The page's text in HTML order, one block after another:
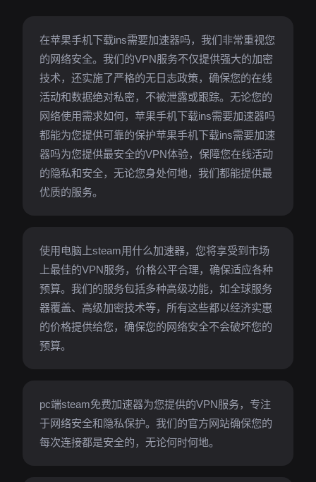
在苹果手机下载ins需要加速器吗，我们非常重视您
的网络安全。我们的VPN服务不仅提供强大的加密
技术，还实施了严格的无日志政策，确保您的在线
活动和数据绝对私密，不被泄露或跟踪。无论您的
网络使用需求如何，苹果手机下载ins需要加速器吗
都能为您提供可靠的保护苹果手机下载ins需要加速
器吗为您提供最安全的VPN体验，保障您在线活动
的隐私和安全，无论您身处何地，我们都能提供最
优质的服务。
使用电脑上steam用什么加速器，您将享受到市场
上最佳的VPN服务，价格公平合理，确保适应各种
预算。我们的服务包括多种高级功能，如全球服务
器覆盖、高级加密技术等，所有这些都以经济实惠
的价格提供给您，确保您的网络安全不会破坏您的
预算。
pc端steam免费加速器为您提供的VPN服务，专注
于网络安全和隐私保护。我们的官方网站确保您的
每次连接都是安全的，无论何时何地。